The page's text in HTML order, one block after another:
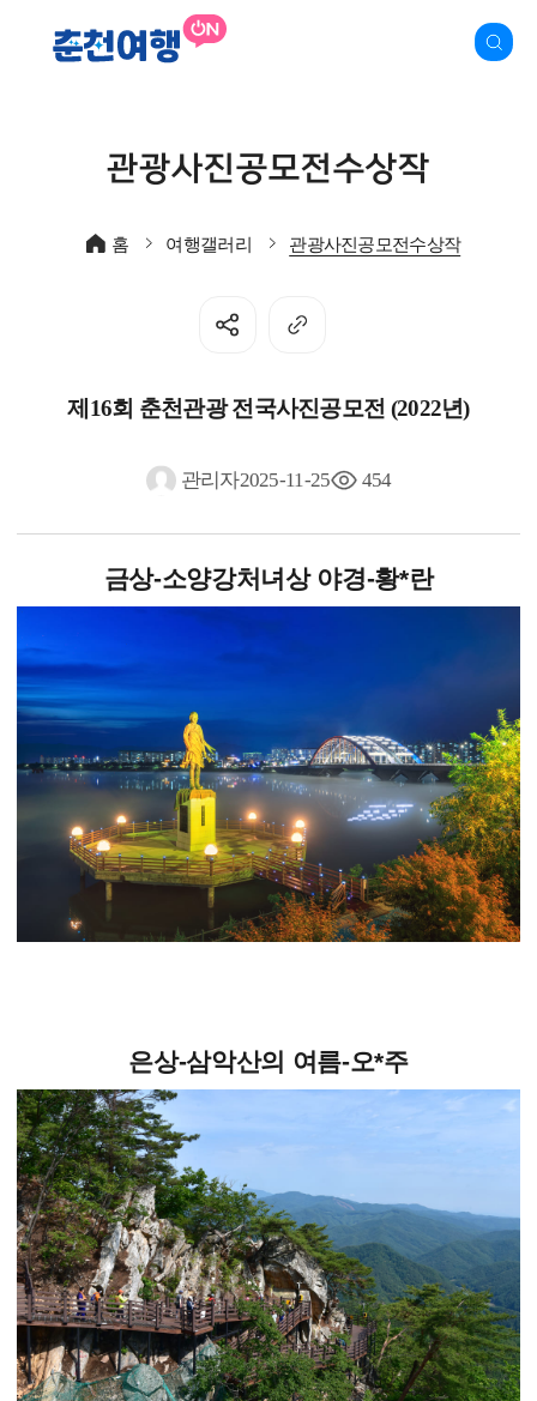
관광사진공모전수상작
홈 여행갤러리 관광사진공모전수상작
제16회 춘천관광 전국사진공모전 (2022년)
관리자2025-11-25 454
금상-소양강처녀상 야경-황*란
은상-삼악산의 여름-오*주